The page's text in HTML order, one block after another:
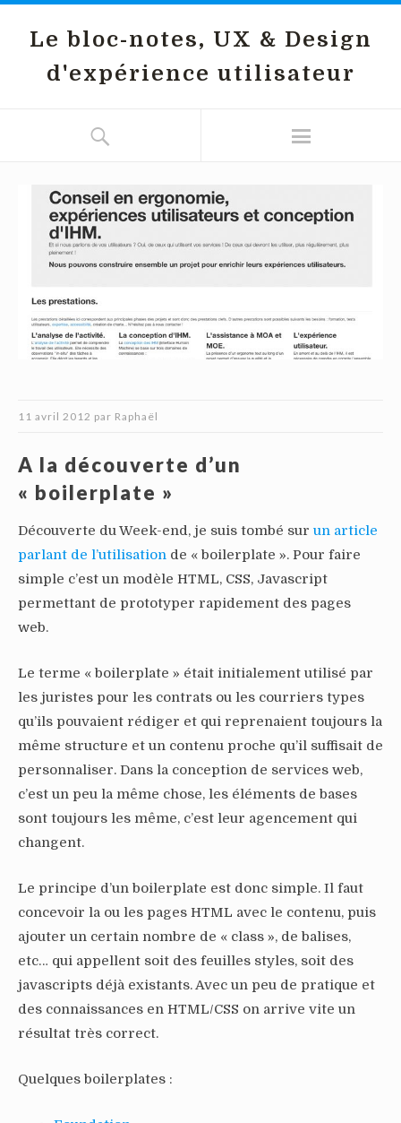
Le bloc-notes, UX & Design
d'expérience utilisateur
11 avril 2012 par Raphaël
A la découverte d’un
« boilerplate »
Découverte du Week-end, je suis tombé sur un article
parlant de l’utilisation de « boilerplate ». Pour faire
simple c’est un modèle HTML, CSS, Javascript
permettant de prototyper rapidement des pages
web.
Le terme « boilerplate » était initialement utilisé par
les juristes pour les contrats ou les courriers types
qu’ils pouvaient rédiger et qui reprenaient toujours la
même structure et un contenu proche qu’il suffisait de
personnaliser. Dans la conception de services web,
c’est un peu la même chose, les éléments de bases
sont toujours les même, c’est leur agencement qui
changent.
Le principe d’un boilerplate est donc simple. Il faut
concevoir la ou les pages HTML avec le contenu, puis
ajouter un certain nombre de « class », de balises,
etc… qui appellent soit des feuilles styles, soit des
javascripts déjà existants. Avec un peu de pratique et
des connaissances en HTML/CSS on arrive vite un
résultat très correct.
Quelques boilerplates :